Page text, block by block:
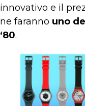
innovativo e il
ne faranno uno
‘80.